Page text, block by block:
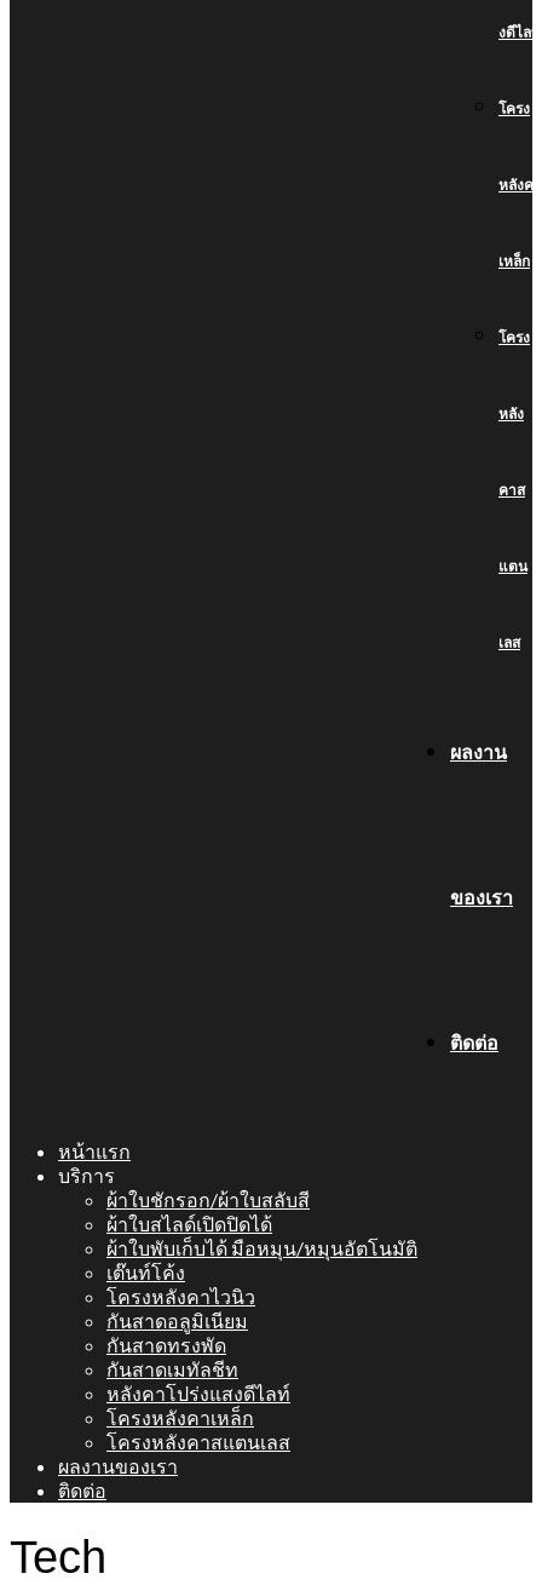
งดีไลท์
โครง
หลังคา
เหล็ก
โครง
หลัง
คาส
แตน
เลส
ผลงาน
ของเรา
ติดต่อ
หน้าแรก
บริการ
ผ้าใบชักรอก/ผ้าใบสลับสี
ผ้าใบสไลด์เปิดปิดได้
ผ้าใบพับเก็บได้ มือหมุน/หมุนอัตโนมัติ
เต๊นท์โค้ง
โครงหลังคาไวนิว
กันสาดอลูมิเนียม
กันสาดทรงพัด
กันสาดเมทัลชีท
หลังคาโปร่งแสงดีไลท์
โครงหลังคาเหล็ก
โครงหลังคาสแตนเลส
ผลงานของเรา
ติดต่อ
Tech